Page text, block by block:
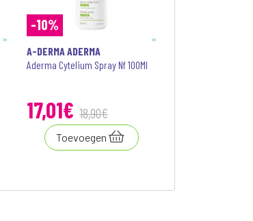
-10%
A-DERMA ADERMA
Aderma Cytelium Spray Nf 100Ml
17,01€ 18,90€
Toevoegen